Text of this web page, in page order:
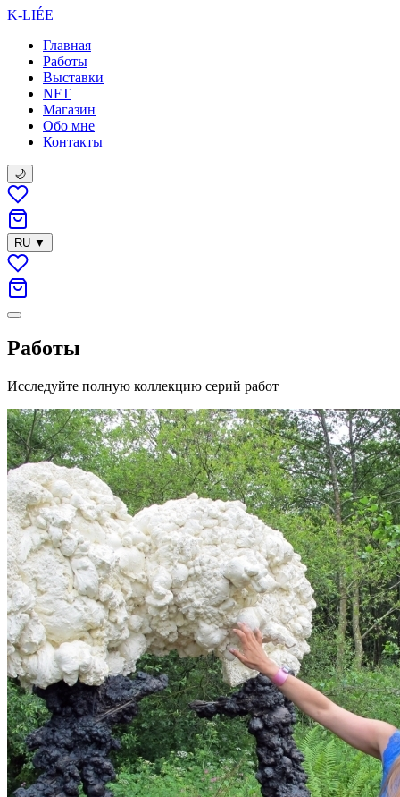
K-LIÉE
Главная
Работы
Выставки
NFT
Магазин
Обо мне
Контакты
🌙
RU ▼
Работы
Исследуйте полную коллекцию серий работ